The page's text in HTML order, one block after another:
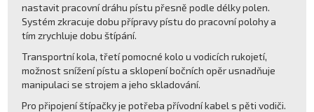
nastavit pracovní dráhu pístu přesně podle délky polen.
Systém zkracuje dobu přípravy pístu do pracovní polohy a
tím zrychluje dobu štípání.
Transportní kola, třetí pomocné kolo u vodicích rukojetí,
možnost snížení pístu a sklopení bočních opěr usnadňuje
manipulaci se strojem a jeho skladování.
Pro připojení štípačky je potřeba přívodní kabel s pěti vodiči.